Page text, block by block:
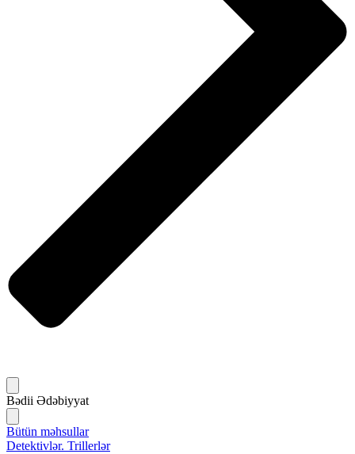
Bədii Ədəbiyyat
Bütün məhsullar
Detektivlər. Trillerlər